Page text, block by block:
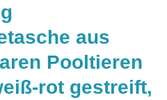
aus
Pooltieren
rot gestreift,